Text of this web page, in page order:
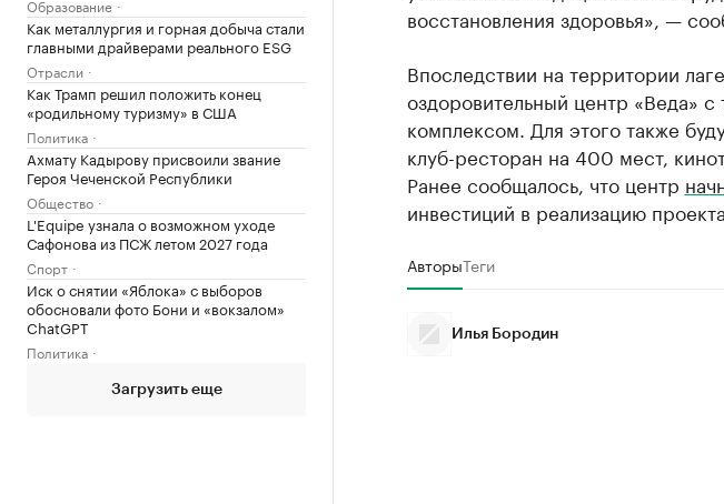
Образование
Как металлургия и горная добыча стали
главными драйверами реального ESG
Отрасли
Как Трамп решил положить конец
«родильному туризму» в США
Политика
Ахмату Кадырову присвоили звание
Героя Чеченской Республики
Общество
L'Equipe узнала о возможном уходе
Сафонова из ПСЖ летом 2027 года
Спорт
Иск о снятии «Яблока» с выборов
обосновали фото Бони и «вокзалом»
ChatGPT
Политика
Загрузить еще
восстановления здоровья», —
Впоследствии на территории
оздоровительный центр «Веда»
комплексом. Для этого также
клуб-ресторан на 400 мест,
Ранее сообщалось, что центр
инвестиций в реализацию
АвторыТеги
Илья Бородин